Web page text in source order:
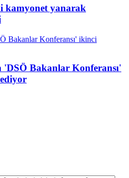
kamyonet yanarak
'DSÖ Bakanlar Konferansı'